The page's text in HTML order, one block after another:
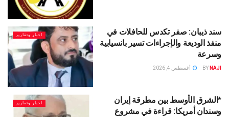
اخبار وتقارير
سند ذيبان: صفر تكدس للحافلات في
منفذ الوديعة والإجراءات تسير بانسيابية
وسرعة
BY NAJI أغسطس 4, 2026
اخبار وتقارير
*الشرق الأوسط بين مطرقة إيران
وسندان أمريكا: قراءة في مشروع